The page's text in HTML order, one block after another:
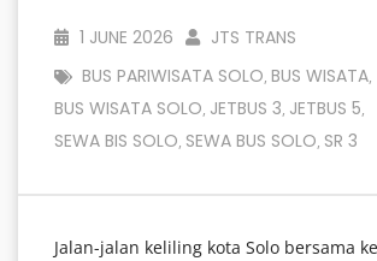
1 JUNE 2026
JTS TRANS
BUS PARIWISATA SOLO, BUS WISATA,
BUS WISATA SOLO, JETBUS 3, JETBUS 5,
SEWA BIS SOLO, SEWA BUS SOLO, SR 3
Jalan-jalan keliling kota Solo bersama